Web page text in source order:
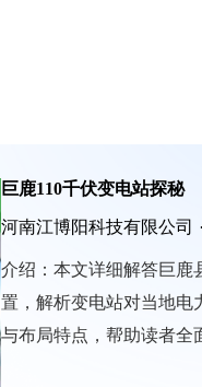
巨鹿110千伏变电站探秘
河南江博阳科技有限公司 ·
介绍： 本文详细解答巨鹿
置，解析变电站对当地电
与布局特点，帮助读者全